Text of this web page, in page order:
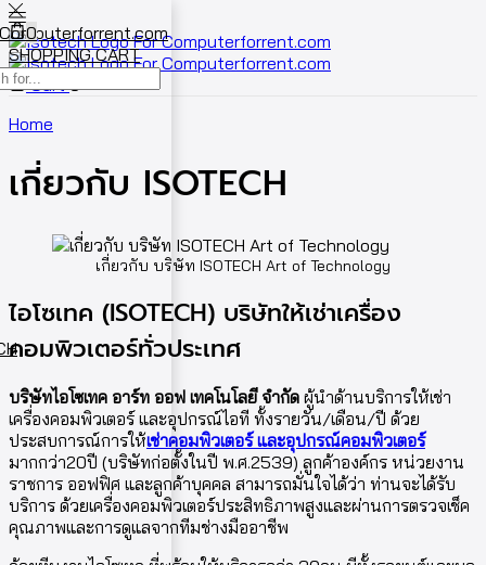
Cart0
0
SHOPPING CART
Home
เกี่ยวกับ ISOTECH
เกี่ยวกับ บริษัท ISOTECH Art of Technology
ไอโซเทค (ISOTECH) บริษัทให้เช่าเครื่อง
คอมพิวเตอร์ทั่วประเทศ
บริษัทไอโซเทค อาร์ท ออฟ เทคโนโลยี จำกัด ผู้นำด้านบริการให้เช่า
เครื่องคอมพิวเตอร์ และอุปกรณ์ไอที ทั้งรายวัน/เดือน/ปี ด้วย
ประสบการณ์การให้เช่าคอมพิวเตอร์ และอุปกรณ์คอมพิวเตอร์
มากกว่า20ปี (บริษัทก่อตั้งในปี พ.ศ.2539) ลูกค้าองค์กร หน่วยงาน
ราชการ ออฟฟิศ และลูกค้าบุคคล สามารถมั่นใจได้ว่า ท่านจะได้รับ
บริการ ด้วยเครื่องคอมพิวเตอร์ประสิทธิภาพสูงและผ่านการตรวจเช็ค
คุณภาพและการดูแลจากทีมช่างมืออาชีพ